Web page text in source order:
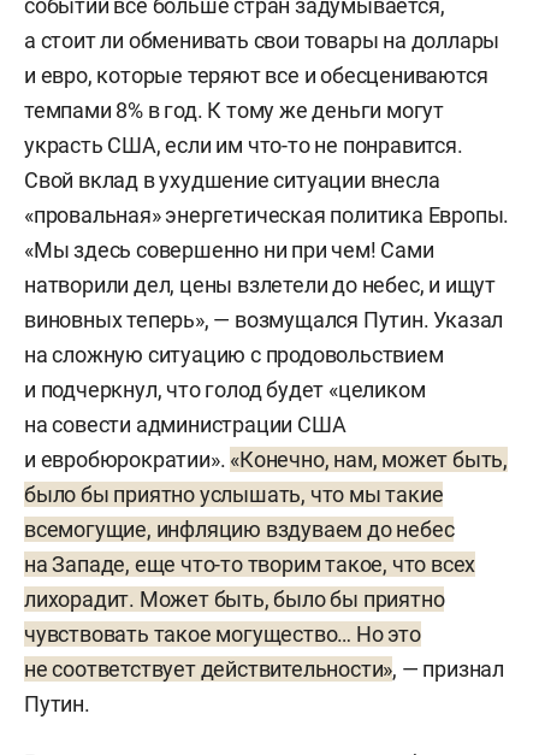
событий все больше стран задумывается,
а стоит ли обменивать свои товары на доллары
и евро, которые теряют все и обесцениваются
темпами 8% в год. К тому же деньги могут
украсть США, если им что-то не понравится.
Свой вклад в ухудшение ситуации внесла
«провальная» энергетическая политика Европы.
«Мы здесь совершенно ни при чем! Сами
натворили дел, цены взлетели до небес, и ищут
виновных теперь», — возмущался Путин. Указал
на сложную ситуацию с продовольствием
и подчеркнул, что голод будет «целиком
на совести администрации США
и евробюрократии». «Конечно, нам, может быть,
было бы приятно услышать, что мы такие
всемогущие, инфляцию вздуваем до небес
на Западе, еще что-то творим такое, что всех
лихорадит. Может быть, было бы приятно
чувствовать такое могущество… Но это
не соответствует действительности», — признал
Путин.